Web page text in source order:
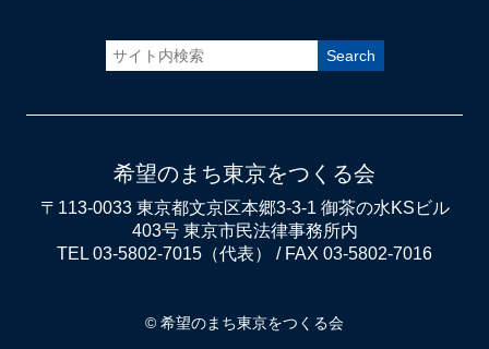
希望のまち東京をつくる会
〒113-0033 東京都文京区本郷3-3-1 御茶の水KSビル
403号 東京市民法律事務所内
TEL 03-5802-7015（代表） / FAX 03-5802-7016
© 希望のまち東京をつくる会